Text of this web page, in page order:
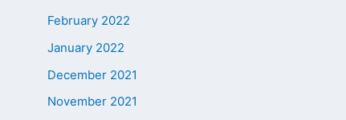
February 2022
January 2022
December 2021
November 2021